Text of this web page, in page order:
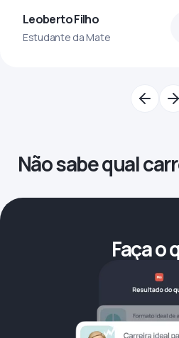
Leoberto Filho
Estudante da Mate
Não sabe qual
Faça o